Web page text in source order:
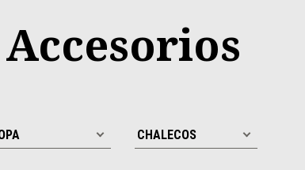
Accesorios